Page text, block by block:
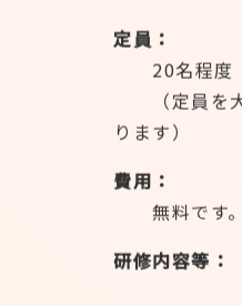
〆切は2月
定員：
20名程度
（定員を大
ります）
費用：
無料です。
研修内容等：